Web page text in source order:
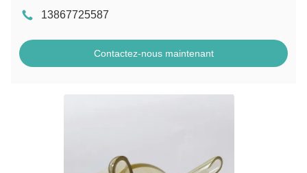
13867725587
Contactez-nous maintenant